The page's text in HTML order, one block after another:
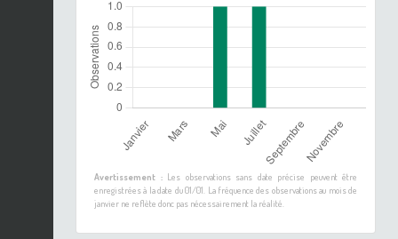
Avertissement :Les observations sans date précise peuvent être
enregistrées à la date du 01/01. La fréquence des observations au mois de
janvier ne reflète donc pas nécessairement la réalité.